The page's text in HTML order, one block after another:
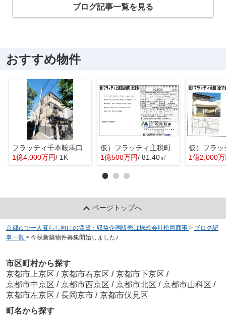
ブログ記事一覧を見る
おすすめ物件
フラッティ千本鞍馬口
1億4,000万円/ 1K
仮）フラッティ主税町
1億500万円/ 81.40㎡
仮）フラッ
1億2,000
ページトップへ
京都市で一人暮らし向けの賃貸・収益企画販売は株式会社松岡商事 > ブログ記
事一覧 > 今秋新築物件募集開始しました♪
市区町村から探す
京都市上京区 / 京都市右京区 / 京都市下京区 /
京都市中京区 / 京都市西京区 / 京都市北区 / 京都市山科区 /
京都市左京区 / 長岡京市 / 京都市伏見区
町名から探す